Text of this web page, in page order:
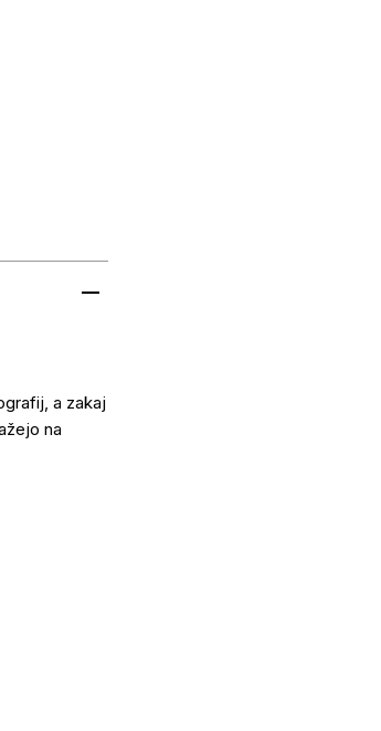
a zakaj
na